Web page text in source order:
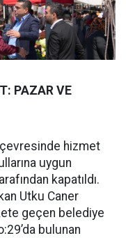
PAZAR VE
çevresinde hizmet
uygun
kapatıldı.
Utku Caner
geçen belediye
bulunan